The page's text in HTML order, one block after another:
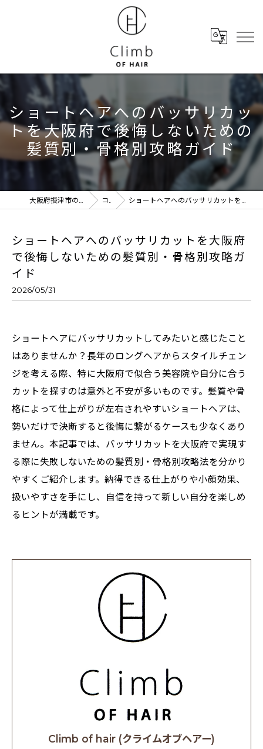
ショートヘアへのバッサリカッ
トを大阪府で後悔しないための
髪質別・骨格別攻略ガイド
大阪府摂津市の美容室ならClimb of hair コラム ショートヘアへのバッサリカットを大阪府で後悔しないための髪質別・骨格別攻略ガイド
ショートヘアへのバッサリカットを大阪府
で後悔しないための髪質別・骨格別攻略ガ
イド
2026/05/31
ショートヘアにバッサリカットしてみたいと感じたこと
はありませんか？長年のロングヘアからスタイルチェン
ジを考える際、特に大阪府で似合う美容院や自分に合う
カットを探すのは意外と不安が多いものです。髪質や骨
格によって仕上がりが左右されやすいショートヘアは、
勢いだけで決断すると後悔に繋がるケースも少なくあり
ません。本記事では、バッサリカットを大阪府で実現す
る際に失敗しないための髪質別・骨格別攻略法を分かり
やすくご紹介します。納得できる仕上がりや小顔効果、
扱いやすさを手にし、自信を持って新しい自分を楽しめ
るヒントが満載です。
Climb of hair (クライムオブヘアー)